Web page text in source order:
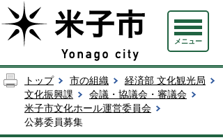
メニュー
トップ 市の組織
経済部 文化観光局
文化振興課
会議・協議会・審議会
米子市文化ホール運営委員会
公募委員募集